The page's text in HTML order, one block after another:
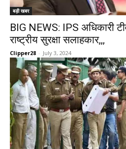
बड़ी खबर
BIG NEWS: IPS अधिकारी
राष्ट्रीय सुरक्षा सलाहकार,,,
Clipper28 - July 3, 2024